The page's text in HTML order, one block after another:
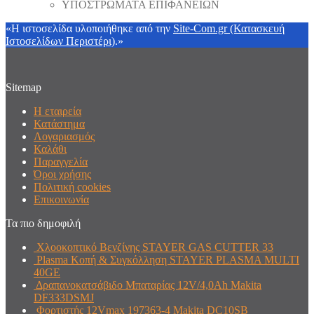
ΥΠΟΣΤΡΩΜΑΤΑ ΕΠΙΦΑΝΕΙΩΝ
«Η ιστοσελίδα υλοποιήθηκε από την Site-Com.gr (Κατασκευή
Ιστοσελίδων Περιστέρι).»
Sitemap
Η εταιρεία
Κατάστημα
Λογαριασμός
Καλάθι
Παραγγελία
Όροι χρήσης
Πολιτική cookies
Επικοινωνία
Τα πιο δημοφιλή
Χλοοκοπτικό Βενζίνης STAYER GAS CUTTER 33
Plasma Κοπή & Συγκόλληση STAYER PLASMA MULTI
40GE
Δραπανοκατσάβιδο Μπαταρίας 12V/4,0Ah Makita
DF333DSMJ
Φορτιστής 12Vmax 197363-4 Makita DC10SB